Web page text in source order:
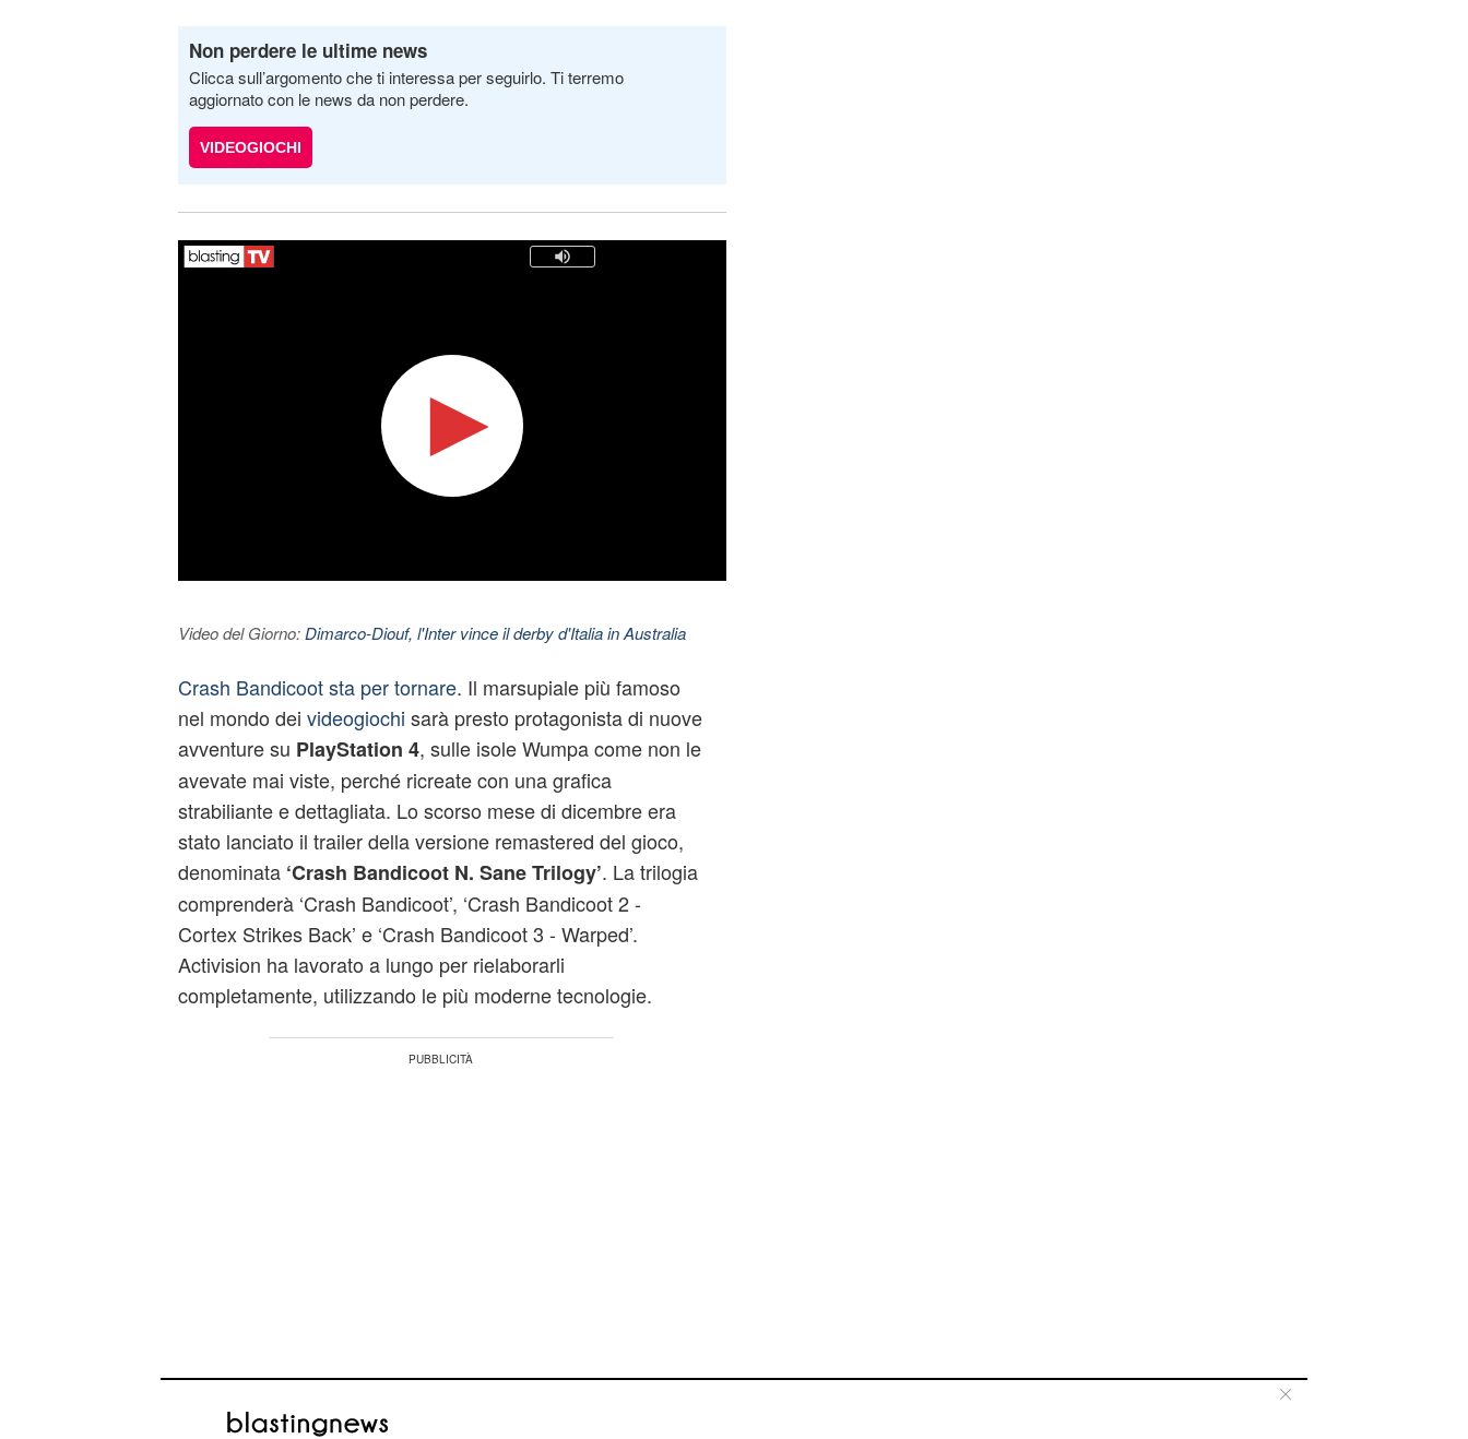
Non perdere le ultime news
Clicca sull’argomento che ti interessa per seguirlo. Ti terremo
aggiornato con le news da non perdere.
VIDEOGIOCHI
Video del Giorno: Dimarco-Diouf, l'Inter vince il derby d'Italia in Australia
Crash Bandicoot sta per tornare. Il marsupiale più famoso
nel mondo dei videogiochi sarà presto protagonista di nuove
avventure su PlayStation 4, sulle isole Wumpa come non le
avevate mai viste, perché ricreate con una grafica
strabiliante e dettagliata. Lo scorso mese di dicembre era
stato lanciato il trailer della versione remastered del gioco,
denominata ‘Crash Bandicoot N. Sane Trilogy’. La trilogia
comprenderà ‘Crash Bandicoot’, ‘Crash Bandicoot 2 -
Cortex Strikes Back’ e ‘Crash Bandicoot 3 - Warped’.
Activision ha lavorato a lungo per rielaborarli
completamente, utilizzando le più moderne tecnologie.
Il primo capitolo metterà il simpatico protagonista alle prese